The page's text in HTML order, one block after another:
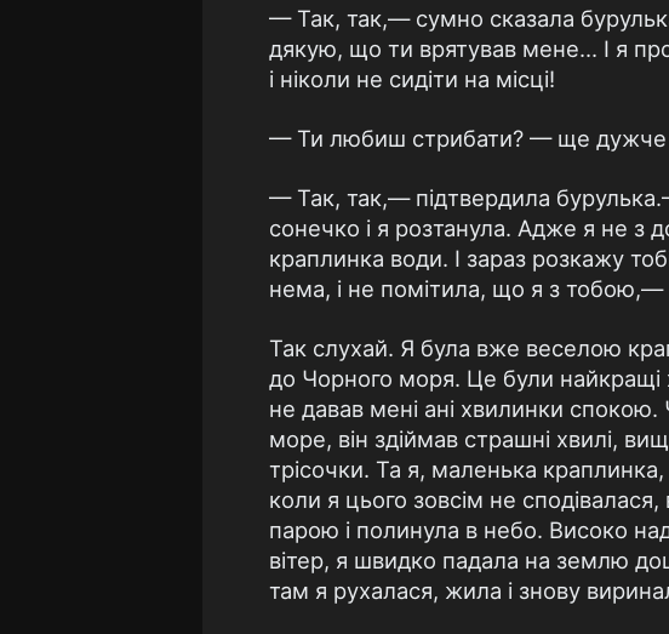
— Так, так,— сумно сказала
дякую, що ти врятував мене... І я
і ніколи не сидіти на місці!
— Ти любиш стрибати? — ще дужче
— Так, так,— підтвердила
сонечко і я розтанула. Адже я не з
краплинка води. І зараз розкажу
нема, і не помітила, що я з тобою,—
Так слухай. Я була вже веселою
до Чорного моря. Це були найкращі
не давав мені ані хвилинки
море, він здіймав страшні хвилі,
трісочки. Та я, маленька
коли я цього зовсім не
парою і полинула в небо. Високо
вітер, я швидко падала на землю
там я рухалася, жила і знову